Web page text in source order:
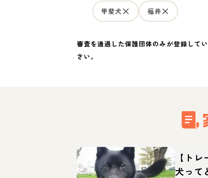
甲斐犬 福井
審査を通過した保護団体のみが登録して
さい。
【ト
犬って